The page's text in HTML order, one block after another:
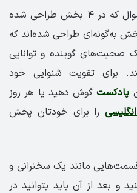
شما در ۴۰ دقیقه باید به ۳۰ سوال که در ۴ بخش طراحی شده
به‌گونه‌ای طراحی شده‌اند که
صحبت‌های گوینده و توانایی
برای تقویت شنوایی خود
پادکستگوش دهید یا هر روز
را برای خودتان پخش
مانند یک سخنرانی و
و بعد از آن باید بتوانید در